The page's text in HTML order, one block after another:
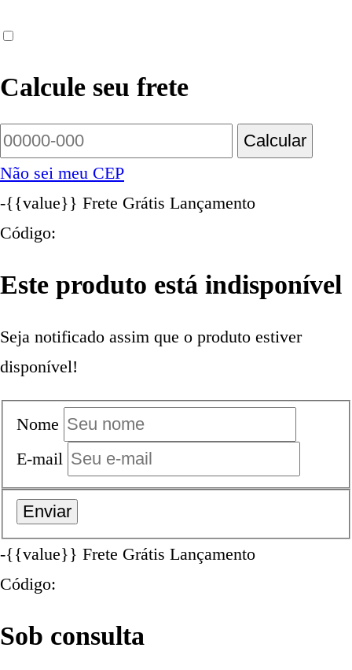
Calcule seu frete
Calcular
Não sei meu CEP
-{{value}} Frete Grátis Lançamento
Código:
Este produto está indisponível
Seja notificado assim que o produto estiver
disponível!
Nome
E-mail
-{{value}} Frete Grátis Lançamento
Código:
Sob consulta